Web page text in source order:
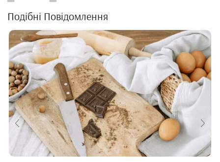
Подібні Повідомлення